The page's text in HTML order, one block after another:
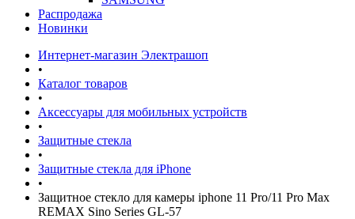
Распродажа
Новинки
Интернет-магазин Электрашоп
•
Каталог товаров
•
Аксессуары для мобильных устройств
•
Защитные стекла
•
Защитные стекла для iPhone
•
Защитное стекло для камеры iphone 11 Pro/11 Pro Max
REMAX Sino Series GL-57